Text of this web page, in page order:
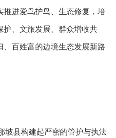
进爱鸟护鸟、生态修复，培
、文旅发展、群众增收共
百姓富的边境生态发展新路
坡县构建起严密的管护与执法